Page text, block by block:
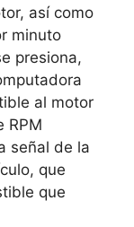
así como
minuto
presiona,
al motor
RPM
señal de la
que
que